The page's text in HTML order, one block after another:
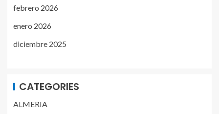
febrero 2026
enero 2026
diciembre 2025
CATEGORIES
ALMERIA